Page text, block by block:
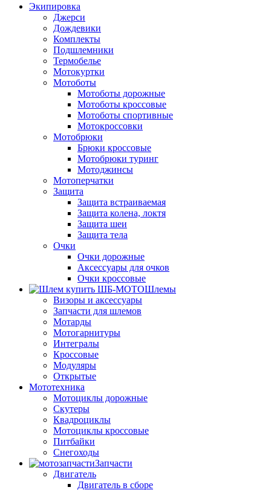
Экипировка
Джерси
Дождевики
Комплекты
Подшлемники
Термобелье
Мотокуртки
Мотоботы
Мотоботы дорожные
Мотоботы кроссовые
Мотоботы спортивные
Мотокроссовки
Мотобрюки
Брюки кроссовые
Мотобрюки туринг
Мотоджинсы
Мотоперчатки
Защита
Защита встраиваемая
Защита колена, локтя
Защита шеи
Защита тела
Очки
Очки дорожные
Аксессуары для очков
Очки кроссовые
Шлемы
Визоры и аксессуары
Запчасти для шлемов
Мотарды
Мотогарнитуры
Интегралы
Кроссовые
Модуляры
Открытые
Мототехника
Мотоциклы дорожные
Скутеры
Квадроциклы
Мотоциклы кроссовые
Питбайки
Снегоходы
Запчасти
Двигатель
Двигатель в сборе